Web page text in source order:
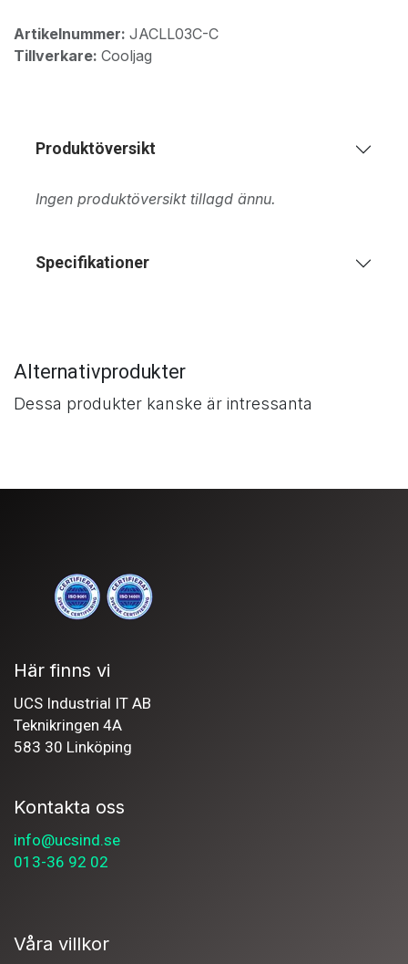
Artikelnummer: JACLL03C-C
Tillverkare: Cooljag
Produktöversikt
Ingen produktöversikt tillagd ännu.
Specifikationer
Alternativprodukter
Dessa produkter kanske är intressanta
Här finns vi
UCS Industrial IT AB
Teknikringen 4A
583 30 Linköping
Kontakta oss
info@ucsind.se
013-36 92 02
Våra villkor